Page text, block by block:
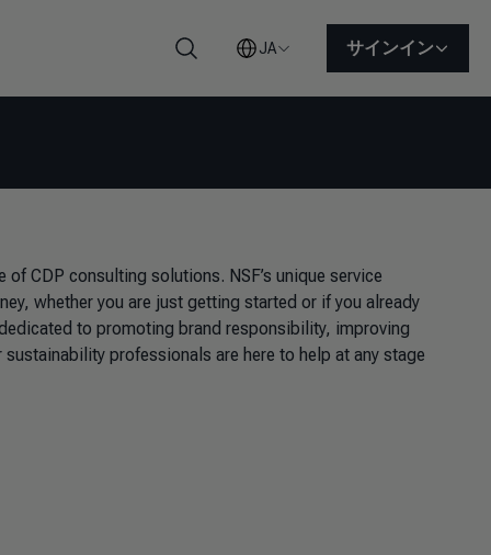
検索
JA サインイン
CDP consulting solutions. NSF’s unique service
whether you are just getting started or if you already
to promoting brand responsibility, improving
professionals are here to help at any stage